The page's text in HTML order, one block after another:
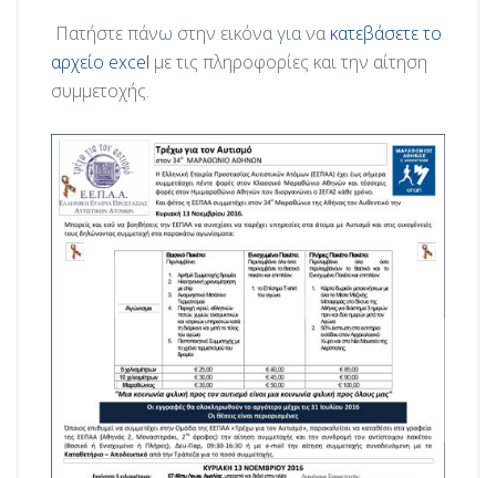
Πατήστε πάνω στην εικόνα για να κατεβάσετε το
αρχείο excel με τις πληροφορίες και την αίτηση
συμμετοχής.